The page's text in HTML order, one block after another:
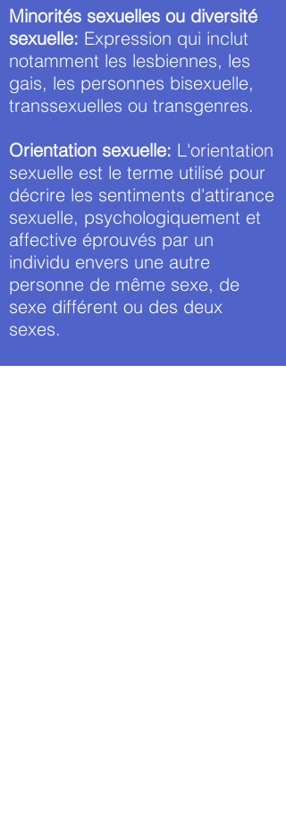
Minorités sexuelles ou diversité
sexuelle: Expression qui inclut
notamment les lesbiennes, les
gais, les personnes bisexuelle,
transsexuelles ou transgenres.
Orientation sexuelle: L'orientation
sexuelle est le terme utilisé pour
décrire les sentiments d'attirance
sexuelle, psychologiquement et
affective éprouvés par un
individu envers une autre
personne de même sexe, de
sexe différent ou des deux
sexes.
Queer:Le terme queer est un